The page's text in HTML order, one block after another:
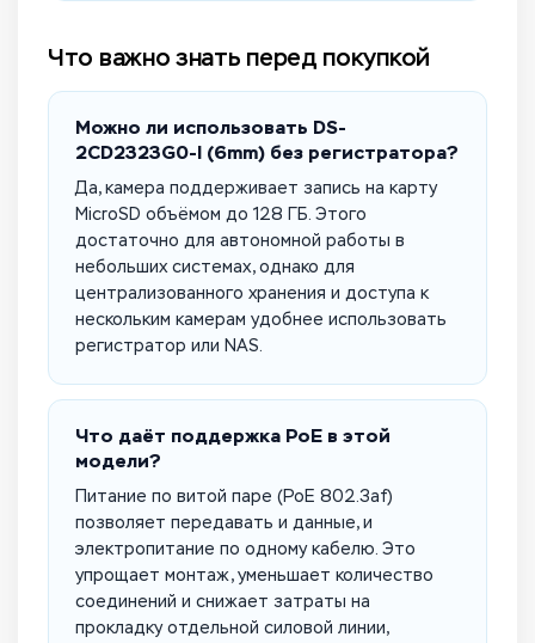
Что важно знать перед покупкой
Можно ли использовать DS-
2CD2323G0-I (6mm) без регистратора?
Да, камера поддерживает запись на карту
MicroSD объёмом до 128 ГБ. Этого
достаточно для автономной работы в
небольших системах, однако для
централизованного хранения и доступа к
нескольким камерам удобнее использовать
регистратор или NAS.
Что даёт поддержка PoE в этой
модели?
Питание по витой паре (PoE 802.3af)
позволяет передавать и данные, и
электропитание по одному кабелю. Это
упрощает монтаж, уменьшает количество
соединений и снижает затраты на
прокладку отдельной силовой линии,